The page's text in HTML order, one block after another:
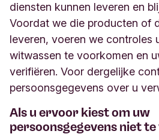
diensten kunnen leveren en
Voordat we die producten of
leveren, voeren we controles
witwassen te voorkomen en
verifiëren. Voor dergelijke
persoonsgegevens over u
Als u ervoor kiest om uw
persoonsgegevens niet